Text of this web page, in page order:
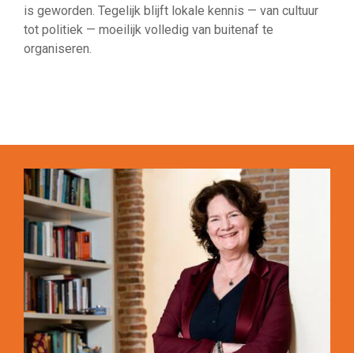
is geworden. Tegelijk blijft lokale kennis — van cultuur
tot politiek — moeilijk volledig van buitenaf te
organiseren.